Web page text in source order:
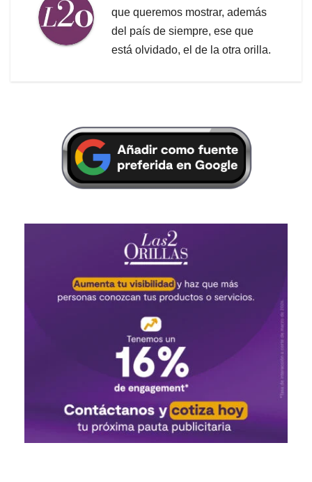
que queremos mostrar, además
del país de siempre, ese que
está olvidado, el de la otra orilla.